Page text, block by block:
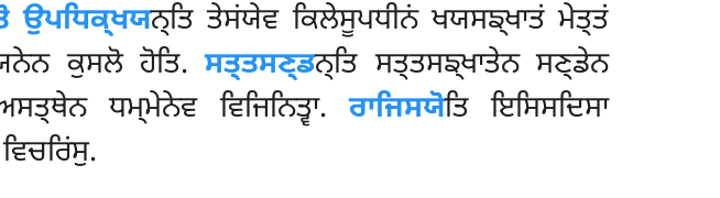
ਉਪਧਿਕ੍ਖਯਨ੍ਤਿ ਤੇਸਂਯੇਵ ਕਿਲੇਸੂਪਧੀਨਂ ਖਯਸਙ੍ਖਾਤਂ ਮੇਤ੍ਤਂ
ਕੁਸਲੋ ਹੋਤਿ.ਸਤ੍ਤਸਣ੍ਡਨ੍ਤਿਸਤ੍ਤਸਙ੍ਖਾਤੇਨ ਸਣ੍ਡੇਨ
ਧਮ੍ਮੇਨੇਵ ਵਿਜਿਨਿਤ੍ਵਾ.ਰਾਜਿਸਯੋਤਿ ਇਸਿਸਦਿਸਾ